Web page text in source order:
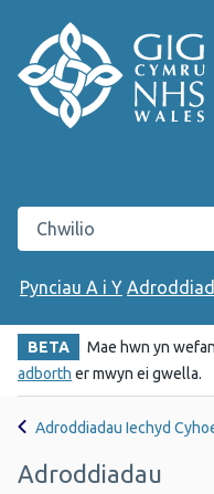
Chwilio gwefan Iechyd
Pynciau A i Y
BETA
Mae hwn yn
adborth er mwyn ei gwella.
Adroddiadau Iechyd
Adroddiadau